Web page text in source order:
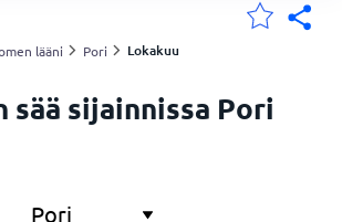
lääni Pori Lokakuu
sää sijainnissa Pori